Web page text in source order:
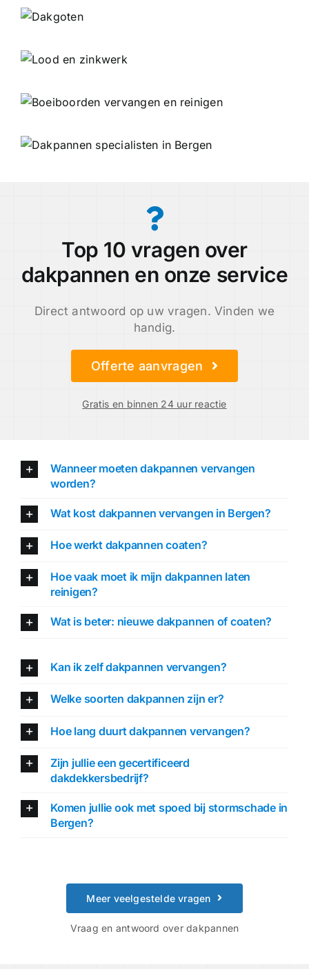
Top 10 vragen over
dakpannen en onze service
Direct antwoord op uw vragen. Vinden we
handig.
Offerte aanvragen
Gratis en binnen 24 uur reactie
Wanneer moeten dakpannen vervangen
worden?
Wat kost dakpannen vervangen in Bergen?
Hoe werkt dakpannen coaten?
Hoe vaak moet ik mijn dakpannen laten
reinigen?
Wat is beter: nieuwe dakpannen of coaten?
Kan ik zelf dakpannen vervangen?
Welke soorten dakpannen zijn er?
Hoe lang duurt dakpannen vervangen?
Zijn jullie een gecertificeerd
dakdekkersbedrijf?
Komen jullie ook met spoed bij stormschade in
Bergen?
Meer veelgestelde vragen
Vraag en antwoord over dakpannen